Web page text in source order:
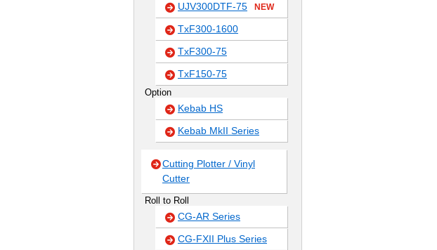
UJV300DTF-75 NEW
TxF300-1600
TxF300-75
TxF150-75
Option
Kebab HS
Kebab MkII Series
Cutting Plotter / Vinyl
Cutter
Roll to Roll
CG-AR Series
CG-FXII Plus Series